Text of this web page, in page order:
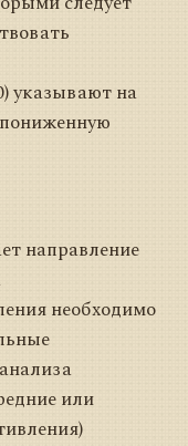
указывают на
направление
необходимо
или